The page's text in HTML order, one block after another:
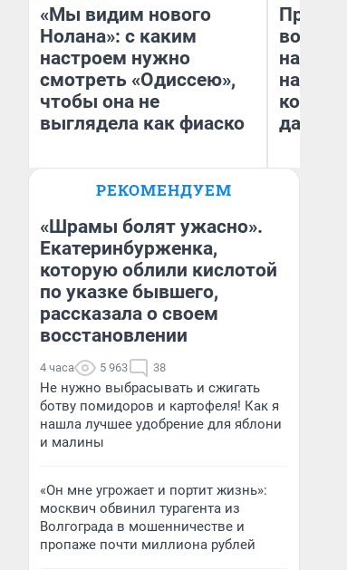
«Мы видим нового
Нолана»: с каким
настроем нужно
смотреть «Одиссею»,
чтобы она не
выглядела как фиаско
Надежда Губарь
нам
даже
РЕКОМЕНДУЕМ
«Шрамы болят ужасно».
Екатеринбурженка,
которую облили кислотой
по указке бывшего,
рассказала о своем
восстановлении
4 часа 5 963 38
Не нужно выбрасывать и сжигать
ботву помидоров и картофеля! Как я
нашла лучшее удобрение для яблони
и малины
«Он мне угрожает и портит жизнь»:
москвич обвинил турагента из
Волгограда в мошенничестве и
пропаже почти миллиона рублей